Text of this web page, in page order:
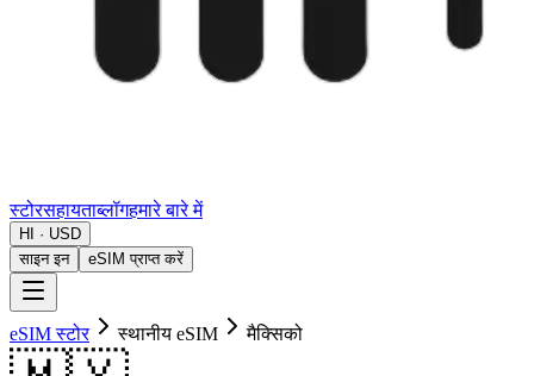
स्टोरसहायताब्लॉगहमारे बारे में
HI · USD
साइन इन
eSIM प्राप्त करें
eSIM स्टोर स्थानीय eSIM मैक्सिको